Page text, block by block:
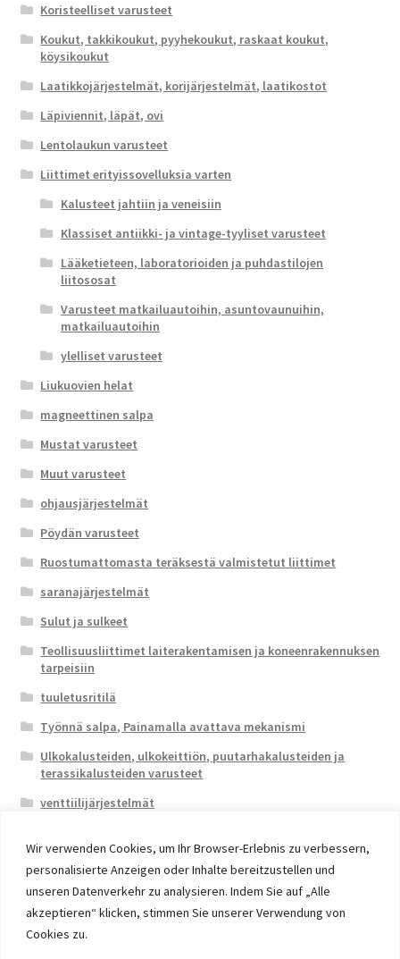
Wir verwenden Cookies, um Ihr Browser-Erlebnis zu verbessern,
personalisierte Anzeigen oder Inhalte bereitzustellen und
unseren Datenverkehr zu analysieren. Indem Sie auf „Alle
akzeptieren“ klicken, stimmen Sie unserer Verwendung von
Cookies zu.
Koristeelliset varusteet
Koukut, takkikoukut, pyyhekoukut, raskaat koukut,
köysikoukut
Laatikkojärjestelmät, korijärjestelmät, laatikostot
Läpiviennit, läpät, ovi
Lentolaukun varusteet
Liittimet erityissovelluksia varten
Kalusteet jahtiin ja veneisiin
Klassiset antiikki- ja vintage-tyyliset varusteet
Lääketieteen, laboratorioiden ja puhdastilojen
liitososat
Varusteet matkailuautoihin, asuntovaunuihin,
matkailuautoihin
ylelliset varusteet
Liukuovien helat
magneettinen salpa
Mustat varusteet
Muut varusteet
ohjausjärjestelmät
Pöydän varusteet
Ruostumattomasta teräksestä valmistetut liittimet
saranajärjestelmät
Sulut ja sulkeet
Teollisuusliittimet laiterakentamisen ja koneenrakennuksen
tarpeisiin
tuuletusritilä
Työnnä salpa, Painamalla avattava mekanismi
Ulkokalusteiden, ulkokeittiön, puutarhakalusteiden ja
terassikalusteiden varusteet
venttiilijärjestelmät
© 2026 Eruon Trade UG, Germany, member of the ERUON